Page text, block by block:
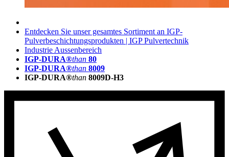
Entdecken Sie unser gesamtes Sortiment an IGP-
Pulverbeschichtungsprodukten | IGP Pulvertechnik
Industrie Aussenbereich
IGP-DURA®than 80
IGP-DURA®than 8009
IGP-DURA®than 8009D-H3